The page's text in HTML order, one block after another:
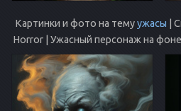
Картинки и фото на темуужасы |
Horror | Ужасный персонаж на